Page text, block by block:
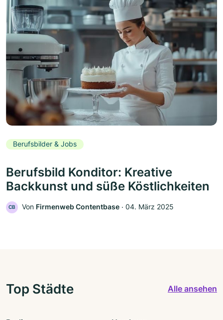
Berufsbilder & Jobs
Berufsbild Konditor: Kreative
Backkunst und süße Köstlichkeiten
CB Von Firmenweb Contentbase ‧ 04. März 2025
Top Städte Alle ansehen